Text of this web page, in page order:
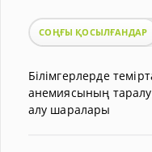
СОҢҒЫ ҚОСЫЛҒАНДАР
Білімгерлерде
анемиясының
алу шаралары